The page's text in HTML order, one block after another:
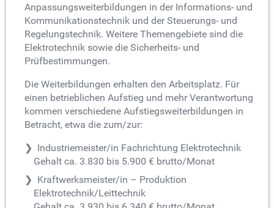
Anpassungsweiterbildungen in der Informations- und
Kommunikationstechnik und der Steuerungs- und
Regelungstechnik. Weitere Themengebiete sind die
Elektrotechnik sowie die Sicherheits- und
Prüfbestimmungen.
Die Weiterbildungen erhalten den Arbeitsplatz. Für
einen betrieblichen Aufstieg und mehr Verantwortung
kommen verschiedene Aufstiegsweiterbildungen in
Betracht, etwa die zum/zur:
Industriemeister/in Fachrichtung Elektrotechnik
Gehalt ca. 3.830 bis 5.900 € brutto/Monat
Kraftwerksmeister/in – Produktion
Elektrotechnik/Leittechnik